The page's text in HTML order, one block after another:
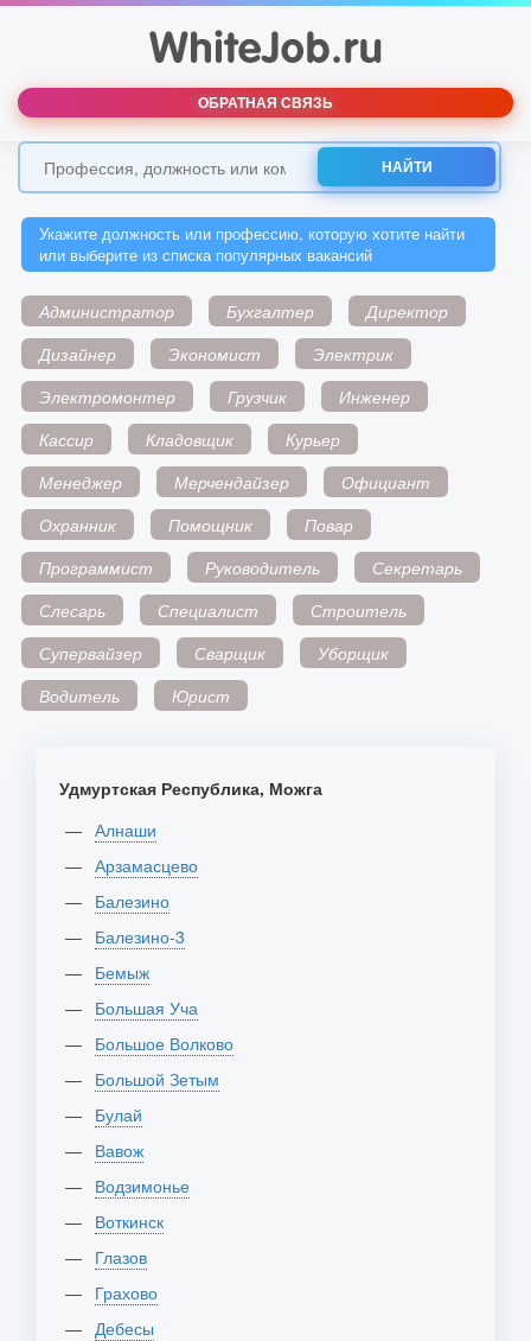
ОБРАТНАЯ СВЯЗЬ
НАЙТИ
Укажите должность или профессию, которую хотите найти
или выберите из списка популярных вакансий
Администратор Бухгалтер
Директор
Дизайнер
Экономист
Электрик
Электромонтер
Грузчик
Инженер
Кассир
Кладовщик
Курьер
Менеджер
Мерчендайзер
Официант
Охранник
Помощник
Повар
Программист
Руководитель
Секретарь
Слесарь
Специалист
Строитель
Супервайзер
Сварщик
Уборщик
Водитель
Юрист
Удмуртская Республика, Можга
Алнаши
Арзамасцево
Балезино
Балезино-3
Бемыж
Большая Уча
Большое Волково
Большой Зетым
Булай
Вавож
Водзимонье
Воткинск
Глазов
Грахово
Дебесы